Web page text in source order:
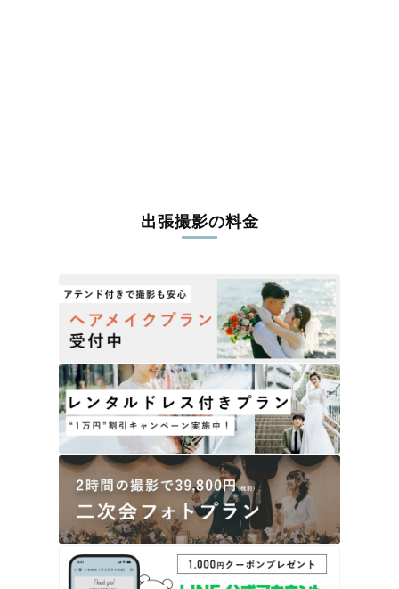
出張撮影の料金